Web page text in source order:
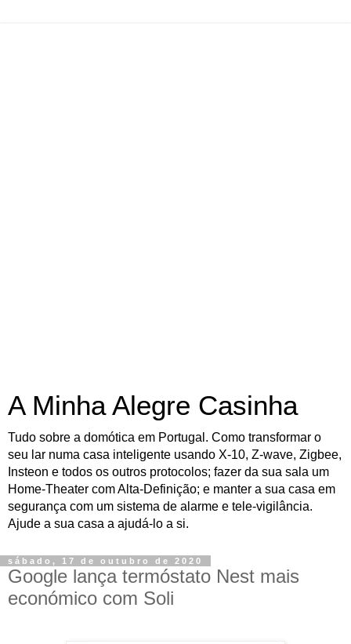
A Minha Alegre Casinha
Tudo sobre a domótica em Portugal. Como transformar o
seu lar numa casa inteligente usando X-10, Z-wave, Zigbee,
Insteon e todos os outros protocolos; fazer da sua sala um
Home-Theater com Alta-Definição; e manter a sua casa em
segurança com um sistema de alarme e tele-vigilância.
Ajude a sua casa a ajudá-lo a si.
sábado, 17 de outubro de 2020
Google lança termóstato Nest mais
económico com Soli